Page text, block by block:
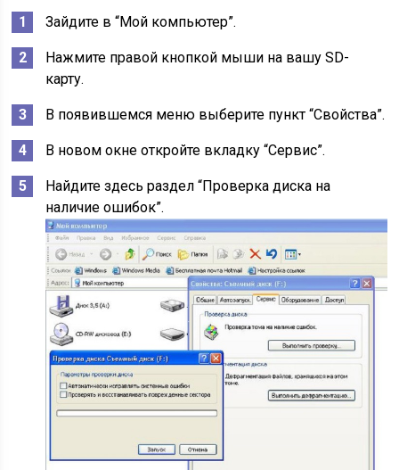
Зайдите в “Мой компьютер”.
Нажмите правой кнопкой мыши на вашу SD-
карту.
В появившемся меню выберите пункт “Свойства”.
В новом окне откройте вкладку “Сервис”.
Найдите здесь раздел “Проверка диска на
наличие ошибок”.